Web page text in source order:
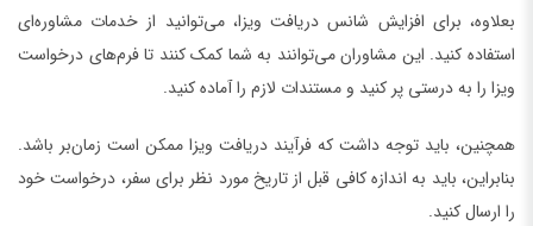
بعلاوه، برای افزایش شانس دریافت ویزا، می‌توانید از خدمات مشاوره‌ای
استفاده کنید. این مشاوران می‌توانند به شما کمک کنند تا فرم‌های درخواست
ویزا را به درستی پر کنید و مستندات لازم را آماده کنید.
همچنین، باید توجه داشت که فرآیند دریافت ویزا ممکن است زمان‌بر باشد.
بنابراین، باید به اندازه کافی قبل از تاریخ مورد نظر برای سفر، درخواست خود
را ارسال کنید.